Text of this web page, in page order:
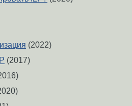
(2022)
(2017)